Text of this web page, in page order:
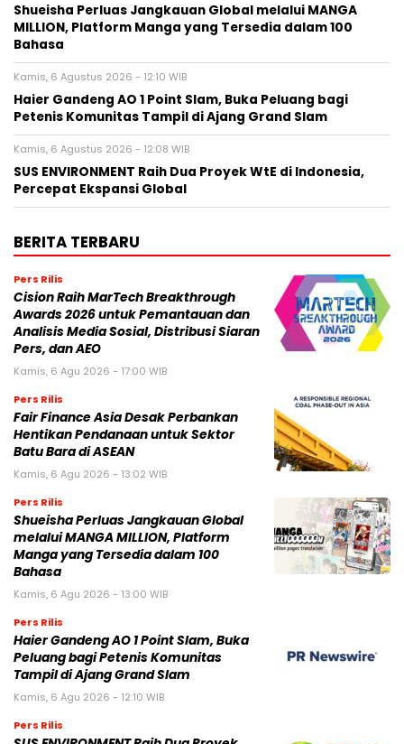
Shueisha Perluas Jangkauan Global melalui MANGA
MILLION, Platform Manga yang Tersedia dalam 100
Bahasa
Kamis, 6 Agustus 2026 - 12:10 WIB
Haier Gandeng AO 1 Point Slam, Buka Peluang bagi
Petenis Komunitas Tampil di Ajang Grand Slam
Kamis, 6 Agustus 2026 - 12:08 WIB
SUS ENVIRONMENT Raih Dua Proyek WtE di Indonesia,
Percepat Ekspansi Global
BERITA TERBARU
Pers Rilis
Cision Raih MarTech Breakthrough
Awards 2026 untuk Pemantauan dan
Analisis Media Sosial, Distribusi Siaran
Pers, dan AEO
Kamis, 6 Agu 2026 - 17:00 WIB
Pers Rilis
Fair Finance Asia Desak Perbankan
Hentikan Pendanaan untuk Sektor
Batu Bara di ASEAN
Kamis, 6 Agu 2026 - 13:02 WIB
Pers Rilis
Shueisha Perluas Jangkauan Global
melalui MANGA MILLION, Platform
Manga yang Tersedia dalam 100
Bahasa
Kamis, 6 Agu 2026 - 13:00 WIB
Pers Rilis
Haier Gandeng AO 1 Point Slam, Buka
Peluang bagi Petenis Komunitas
Tampil di Ajang Grand Slam
Kamis, 6 Agu 2026 - 12:10 WIB
Pers Rilis